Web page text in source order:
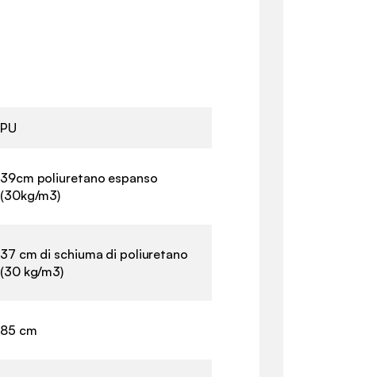
PU
39cm poliuretano espanso
(30kg/m3)
37 cm di schiuma di poliuretano
(30 kg/m3)
85 cm